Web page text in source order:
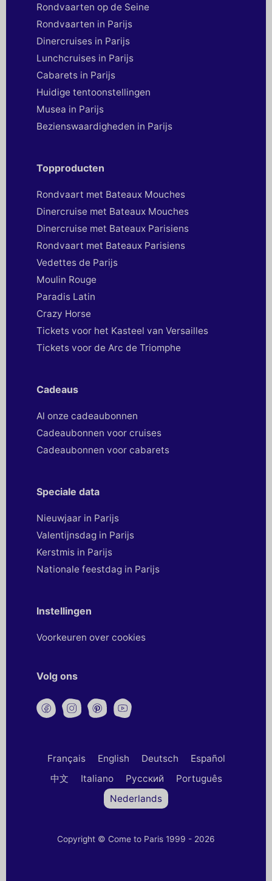
Rondvaarten op de Seine
Rondvaarten in Parijs
Dinercruises in Parijs
Lunchcruises in Parijs
Cabarets in Parijs
Huidige tentoonstellingen
Musea in Parijs
Bezienswaardigheden in Parijs
Topproducten
Rondvaart met Bateaux Mouches
Dinercruise met Bateaux Mouches
Dinercruise met Bateaux Parisiens
Rondvaart met Bateaux Parisiens
Vedettes de Parijs
Moulin Rouge
Paradis Latin
Crazy Horse
Tickets voor het Kasteel van Versailles
Tickets voor de Arc de Triomphe
Cadeaus
Al onze cadeaubonnen
Cadeaubonnen voor cruises
Cadeaubonnen voor cabarets
Speciale data
Nieuwjaar in Parijs
Valentijnsdag in Parijs
Kerstmis in Parijs
Nationale feestdag in Parijs
Instellingen
Voorkeuren over cookies
Volg ons
Français English Deutsch
Español
中文
Italiano Русский
Português
Nederlands
Copyright © Come to Paris 1999 - 2026